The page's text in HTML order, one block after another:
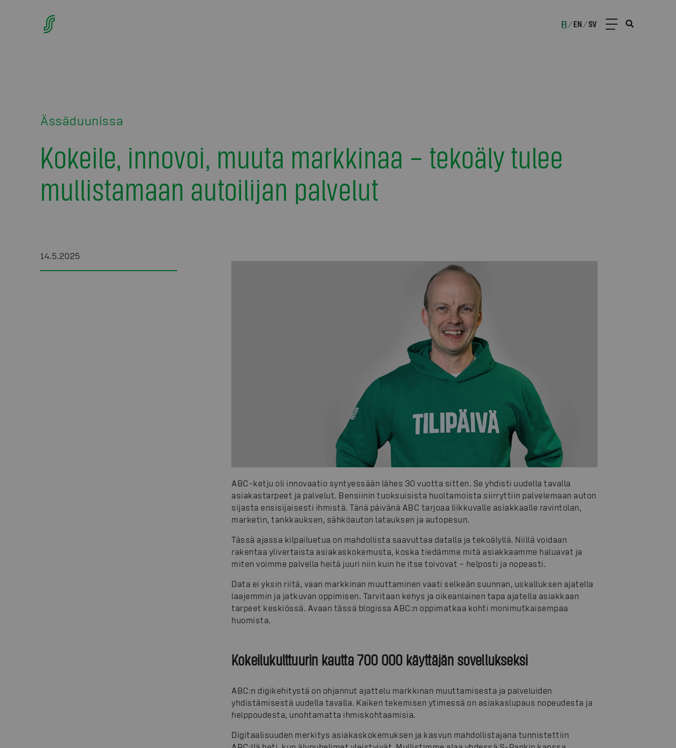
FI /EN /SV
Ässäduunissa
Kokeile, innovoi, muuta markkinaa – tekoäly tulee
mullistamaan autoilijan palvelut
14.5.2025
ABC-ketju oli innovaatio syntyessään lähes 30 vuotta sitten. Se yhdisti uudella tavalla
asiakastarpeet ja palvelut. Bensiinin tuoksuisista huoltamoista siirryttiin palvelemaan auton
sijasta ensisijaisesti ihmistä. Tänä päivänä ABC tarjoaa liikkuvalle asiakkaalle ravintolan,
marketin, tankkauksen, sähköauton latauksen ja autopesun.
Tässä ajassa kilpailuetua on mahdollista saavuttaa datalla ja tekoälyllä. Niillä voidaan
rakentaa ylivertaista asiakaskokemusta, koska tiedämme mitä asiakkaamme haluavat ja
miten voimme palvella heitä juuri niin kuin he itse toivovat – helposti ja nopeasti.
Data ei yksin riitä, vaan markkinan muuttaminen vaati selkeän suunnan, uskalluksen ajatella
laajemmin ja jatkuvan oppimisen. Tarvitaan kehys ja oikeanlainen tapa ajatella asiakkaan
tarpeet keskiössä. Avaan tässä blogissa ABC:n oppimatkaa kohti monimutkaisempaa
huomista.
Kokeilukulttuurin kautta 700 000 käyttäjän sovellukseksi
ABC:n digikehitystä on ohjannut ajattelu markkinan muuttamisesta ja palveluiden
yhdistämisestä uudella tavalla. Kaiken tekemisen ytimessä on asiakaslupaus nopeudesta ja
helppoudesta, unohtamatta ihmiskohtaamisia.
Digitaalisuuden merkitys asiakaskokemuksen ja kasvun mahdollistajana tunnistettiin